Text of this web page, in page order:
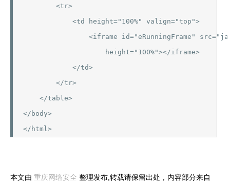
<tr>
<td height="100%" valign="top">
<iframe id="eRunningFrame" src="javascript
height="100%"></iframe>
</td>
</tr>
</table>
</body>
</html>
本文由 重庆网络安全 整理发布,转载请保留出处，内容部分来自